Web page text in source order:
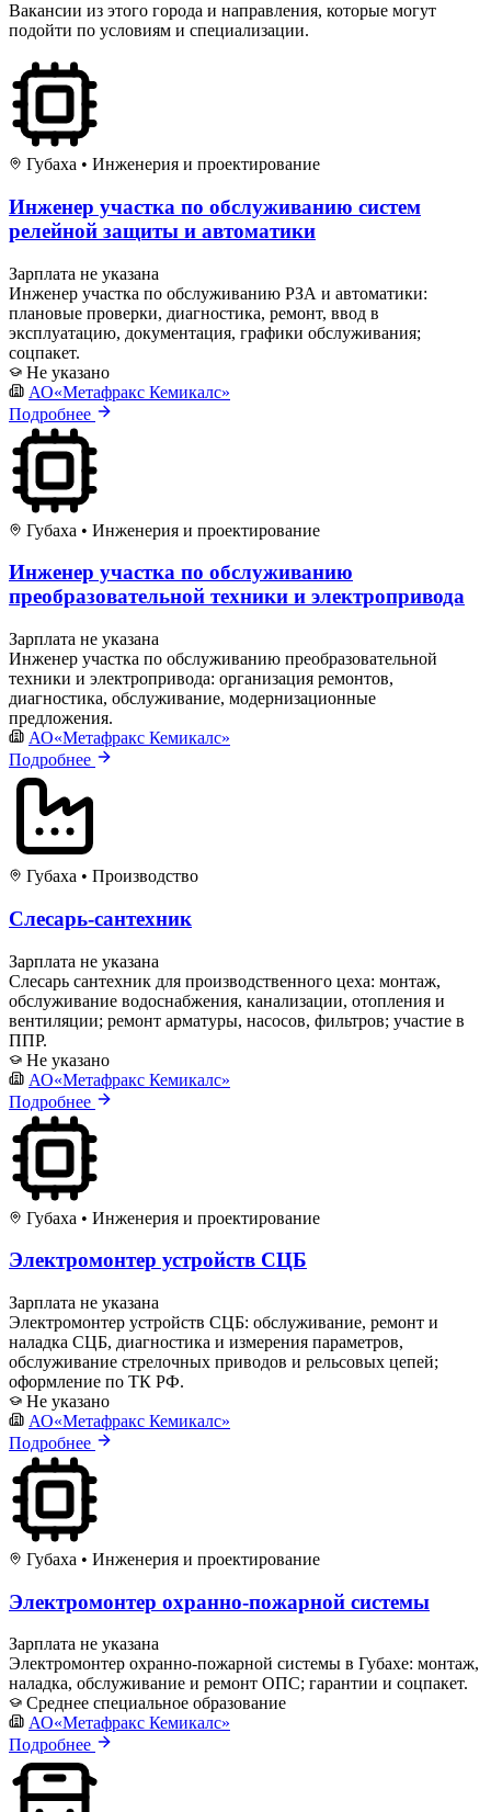
Вакансии из этого города и направления, которые могут
подойти по условиям и специализации.
Губаха • Инженерия и проектирование
Инженер участка по обслуживанию систем
релейной защиты и автоматики
Зарплата не указана
Инженер участка по обслуживанию РЗА и автоматики:
плановые проверки, диагностика, ремонт, ввод в
эксплуатацию, документация, графики обслуживания;
соцпакет.
Не указано
АО«Метафракс Кемикалс»
Подробнее
Губаха • Инженерия и проектирование
Инженер участка по обслуживанию
преобразовательной техники и электропривода
Зарплата не указана
Инженер участка по обслуживанию преобразовательной
техники и электропривода: организация ремонтов,
диагностика, обслуживание, модернизационные
предложения.
АО«Метафракс Кемикалс»
Подробнее
Губаха • Производство
Слесарь-сантехник
Зарплата не указана
Слесарь сантехник для производственного цеха: монтаж,
обслуживание водоснабжения, канализации, отопления и
вентиляции; ремонт арматуры, насосов, фильтров; участие в
ППР.
Не указано
АО«Метафракс Кемикалс»
Подробнее
Губаха • Инженерия и проектирование
Электромонтер устройств СЦБ
Зарплата не указана
Электромонтер устройств СЦБ: обслуживание, ремонт и
наладка СЦБ, диагностика и измерения параметров,
обслуживание стрелочных приводов и рельсовых цепей;
оформление по ТК РФ.
Не указано
АО«Метафракс Кемикалс»
Подробнее
Губаха • Инженерия и проектирование
Электромонтер охранно-пожарной системы
Зарплата не указана
Электромонтер охранно-пожарной системы в Губахе: монтаж,
наладка, обслуживание и ремонт ОПС; гарантии и соцпакет.
Среднее специальное образование
АО«Метафракс Кемикалс»
Подробнее